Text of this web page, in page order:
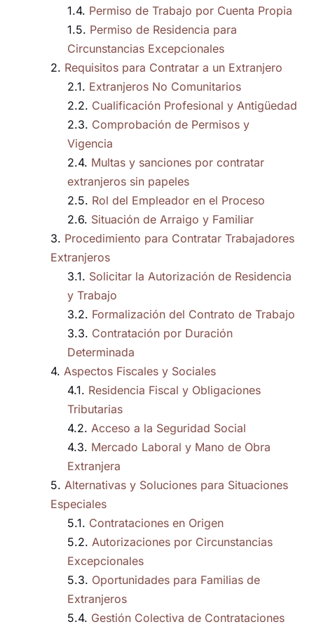
Permiso de Trabajo por Cuenta Propia
Permiso de Residencia para
Circunstancias Excepcionales
Requisitos para Contratar a un Extranjero
Extranjeros No Comunitarios
Cualificación Profesional y Antigüedad
Comprobación de Permisos y
Vigencia
Multas y sanciones por contratar
extranjeros sin papeles
Rol del Empleador en el Proceso
Situación de Arraigo y Familiar
Procedimiento para Contratar Trabajadores
Extranjeros
Solicitar la Autorización de Residencia
y Trabajo
Formalización del Contrato de Trabajo
Contratación por Duración
Determinada
Aspectos Fiscales y Sociales
Residencia Fiscal y Obligaciones
Tributarias
Acceso a la Seguridad Social
Mercado Laboral y Mano de Obra
Extranjera
Alternativas y Soluciones para Situaciones
Especiales
Contrataciones en Origen
Autorizaciones por Circunstancias
Excepcionales
Oportunidades para Familias de
Extranjeros
Gestión Colectiva de Contrataciones